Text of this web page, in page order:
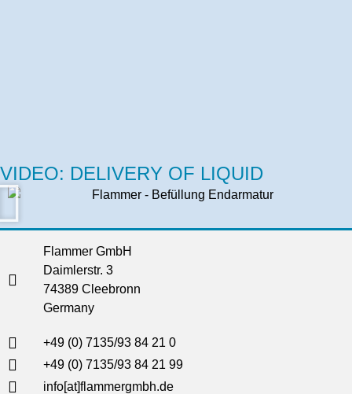
VIDEO: DELIVERY OF LIQUID
Flammer GmbH
Daimlerstr. 3
74389 Cleebronn
Germany
+49 (0) 7135/93 84 21 0
+49 (0) 7135/93 84 21 99
info[at]flammergmbh.de